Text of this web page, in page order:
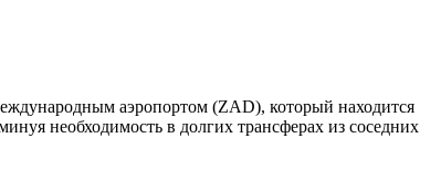
аэропортом (ZAD), который находится
необходимость в долгих трансферах из соседних